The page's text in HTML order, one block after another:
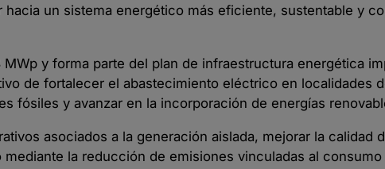
un sistema energético más eficiente, sustentable y
y forma parte del plan de infraestructura energética
de fortalecer el abastecimiento eléctrico en localidades
fósiles y avanzar en la incorporación de energías
asociados a la generación aislada, mejorar la calidad
la reducción de emisiones vinculadas al consumo